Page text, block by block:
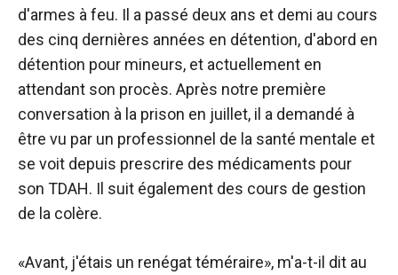
d'armes à feu. Il a passé deux ans et demi au cours
des cinq dernières années en détention, d'abord en
détention pour mineurs, et actuellement en
attendant son procès. Après notre première
conversation à la prison en juillet, il a demandé à
être vu par un professionnel de la santé mentale et
se voit depuis prescrire des médicaments pour
son TDAH. Il suit également des cours de gestion
de la colère.
«Avant, j'étais un renégat téméraire», m'a-t-il dit au